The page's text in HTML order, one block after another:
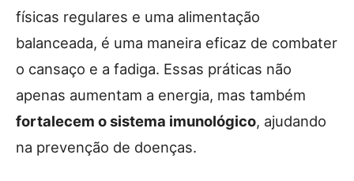
físicas regulares e uma alimentação
balanceada, é uma maneira eficaz de combater
o cansaço e a fadiga. Essas práticas não
apenas aumentam a energia, mas também
fortalecem o sistema imunológico, ajudando
na prevenção de doenças.